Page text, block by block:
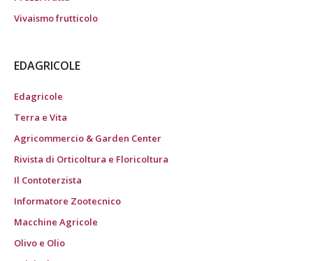
Vivaismo frutticolo
EDAGRICOLE
Edagricole
Terra e Vita
Agricommercio & Garden Center
Rivista di Orticoltura e Floricoltura
Il Contoterzista
Informatore Zootecnico
Macchine Agricole
Olivo e Olio